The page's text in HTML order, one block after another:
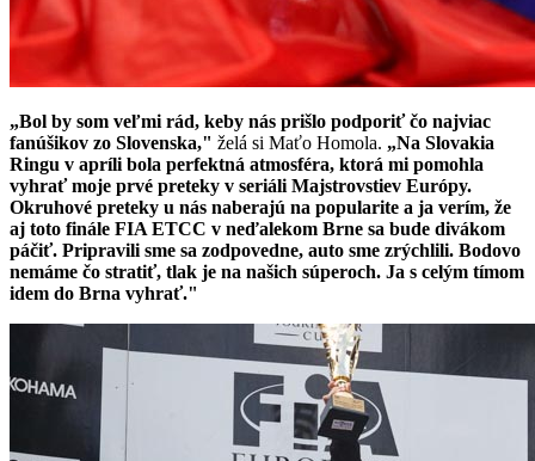
„Bol by som veľmi rád, keby nás prišlo podporiť čo najviac
fanúšikov zo Slovenska," želá si Maťo Homola. „Na Slovakia
Ringu v apríli bola perfektná atmosféra, ktorá mi pomohla
vyhrať moje prvé preteky v seriáli Majstrovstiev Európy.
Okruhové preteky u nás naberajú na popularite a ja verím, že
aj toto finále FIA ETCC v neďalekom Brne sa bude divákom
páčiť. Pripravili sme sa zodpovedne, auto sme zrýchlili. Bodovo
nemáme čo stratiť, tlak je na našich súperoch. Ja s celým tímom
idem do Brna vyhrať."